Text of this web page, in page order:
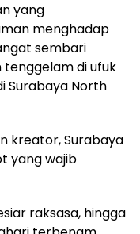
yang
menghadap
sembari
di ufuk
Surabaya North
kreator, Surabaya
yang wajib
raksasa, hingga